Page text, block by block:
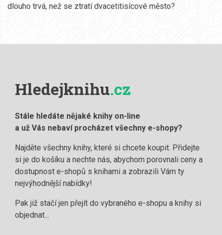
dlouho trvá, než se ztratí dvacetitisícové město?
Hledejknihu.cz
Stále hledáte nějaké knihy on-line
a už Vás nebaví procházet všechny e-shopy?
Najděte všechny knihy, které si chcete koupit. Přidejte
si je do košíku a nechte nás, abychom porovnali ceny a
dostupnost e-shopů s knihami a zobrazili Vám ty
nejvýhodnější nabídky!
Pak již stačí jen přejít do vybraného e-shopu a knihy si
objednat...